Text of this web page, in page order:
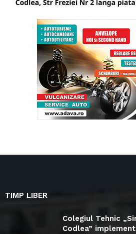
TIMP LIBER
Colegiul Tehnic
Codlea”